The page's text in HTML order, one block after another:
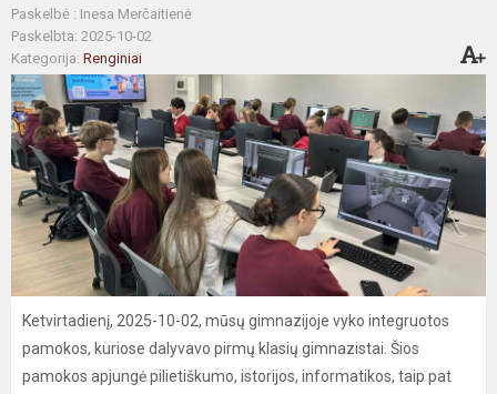
Paskelbė : Inesa Merčaitienė
Paskelbta: 2025-10-02
Kategorija: Renginiai
Ketvirtadienį, 2025-10-02, mūsų gimnazijoje vyko integruotos
pamokos, kuriose dalyvavo pirmų klasių gimnazistai. Šios
pamokos apjungė pilietiškumo, istorijos, informatikos, taip pat